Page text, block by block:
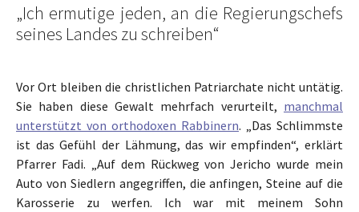
„Ich ermutige jeden, an die Regierungschefs
seines Landes zu schreiben“
Vor Ort bleiben die christlichen Patriarchate nicht untätig.
Sie haben diese Gewalt mehrfach verurteilt, manchmal
unterstützt von orthodoxen Rabbinern. „Das Schlimmste
ist das Gefühl der Lähmung, das wir empfinden“, erklärt
Pfarrer Fadi. „Auf dem Rückweg von Jericho wurde mein
Auto von Siedlern angegriffen, die anfingen, Steine auf die
Karosserie zu werfen. Ich war mit meinem Sohn